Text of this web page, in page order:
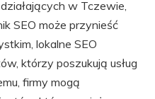
w Tczewie,
SEO może przynieść
lokalne SEO
którzy poszukują usług
firmy mogą